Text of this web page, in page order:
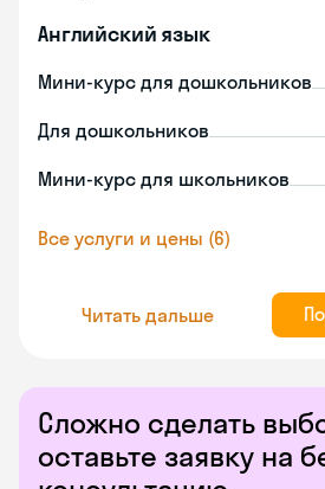
Английский язык
Мини-курс для дошкольников
Для дошкольников
Мини-курс для школьников
Все услуги и цены (6)
Читать дальше
Сложно сделать
оставьте заявку на